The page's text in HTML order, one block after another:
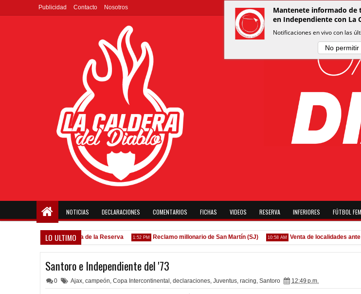
Publicidad Contacto Nosotros
NOTICIAS DECLARACIONES COMENTARIOS FICHAS VIDEOS RESERVA INFERIORES FÚTBOL
LO ULTIMO
Goleada histórica de la Reserva 1:52 PM Reclamo millonario de San Martín (SJ) 10:58 AM Venta de localidades ante
Santoro e Independiente del '73
0 Ajax, campeón, Copa Intercontinental , declaraciones, Juventus, racing, Santoro 12:49 p.m.
Mantenete informado de
en Independiente con La
Notificaciones en vivo con las
No permitir